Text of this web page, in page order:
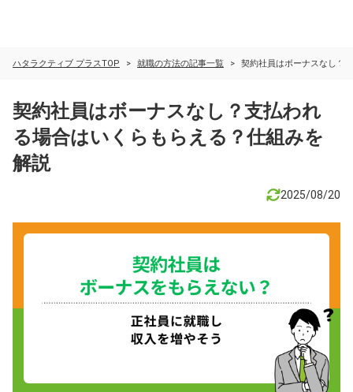
ハタラクティブ プラスTOP 就職の方法の記事一覧 契約社員はボーナスなし？
契約社員はボーナスなし？支払われ
る場合はいくらもらえる？仕組みを
解説
2025/08/20